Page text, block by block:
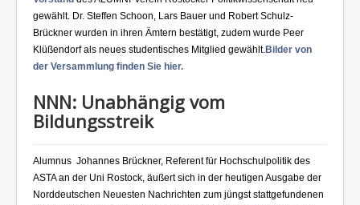
gewählt. Dr. Steffen Schoon, Lars Bauer und Robert Schulz-
Brückner wurden in ihren Ämtern bestätigt, zudem wurde Peer
Klüßendorf als neues studentisches Mitglied gewählt.Bilder von
der Versammlung finden Sie hier.
NNN: Unabhängig vom
Bildungsstreik
Alumnus Johannes Brückner, Referent für Hochschulpolitik des
ASTA an der Uni Rostock, äußert sich in der heutigen Ausgabe der
Norddeutschen Neuesten Nachrichten zum jüngst stattgefundenen